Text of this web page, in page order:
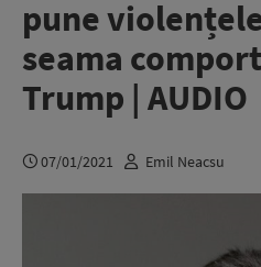
pune
seama
Trump | AUDIO
07/01/2021 Emil Neacsu